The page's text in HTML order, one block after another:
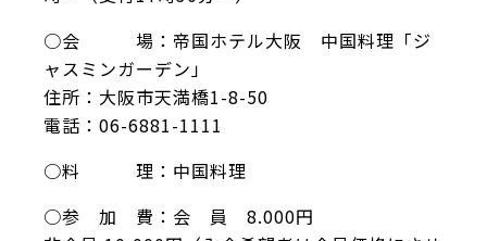
○会 場：帝国ホテル大阪 中国料理「ジ
ャスミンガーデン」
住所：大阪市天満橋1-8-50
電話：06-6881-1111
○料 理：中国料理
○参 加 費：会 員 8.000円